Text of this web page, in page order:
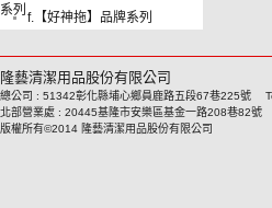
系列 f.【好神拖】品牌系列
隆藝清潔用品股份有限公司
總公司 : 51342彰化縣埔心鄉員鹿路五段67巷225
北部營業處 : 20445基隆市安樂區基金一路208巷
版權所有©2014 隆藝清潔用品股份有限公司